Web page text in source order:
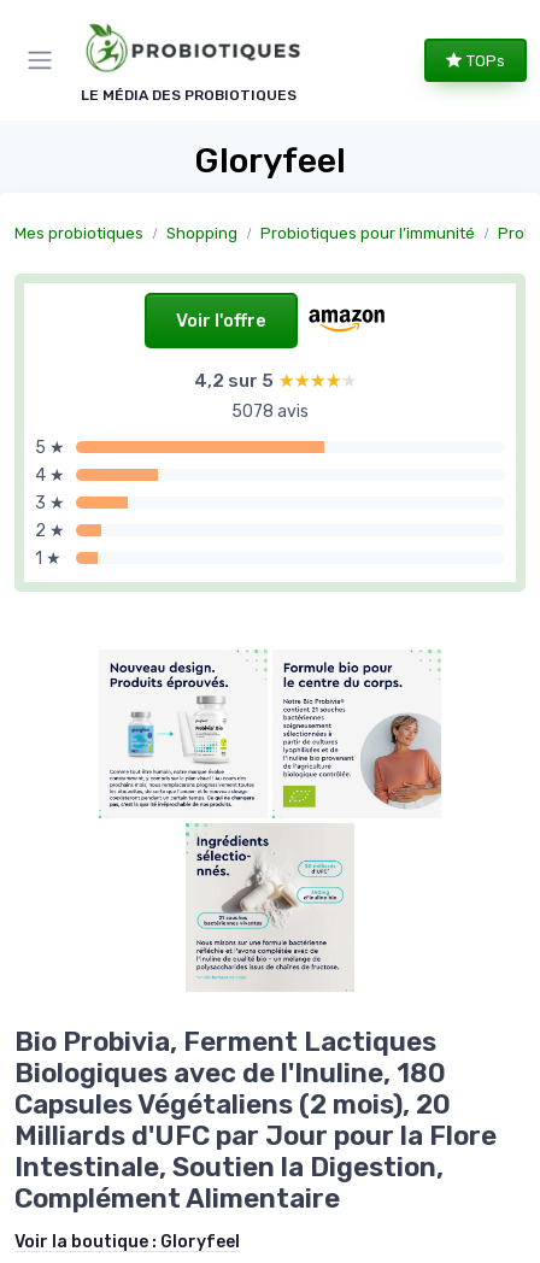
LE MÉDIA DES PROBIOTIQUES
TOPs
Gloryfeel
Mes probiotiques Shopping Probiotiques pour l’immunité
Voir l'offre
4,2 sur 5 ★★★★★
★★★★★
5078 avis
5 ★
4 ★
3 ★
2 ★
1 ★
Bio Probivia, Ferment Lactiques
Biologiques avec de l'Inuline, 180
Capsules Végétaliens (2 mois), 20
Milliards d'UFC par Jour pour la Flore
Intestinale, Soutien la Digestion,
Complément Alimentaire
Voir la boutique : Gloryfeel